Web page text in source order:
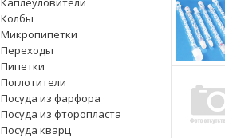
Колбы
Микропипетки
Переходы
Пипетки
Поглотители
Посуда из фарфора
Посуда из фторопласта
Посуда кварц